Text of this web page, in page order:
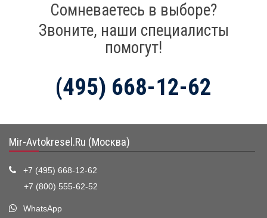
Сомневаетесь в выборе?
Звоните, наши специалисты
помогут!
(495) 668-12-62
Mir-Avtokresel.Ru (Москва)
+7 (495) 668-12-62
+7 (800) 555-62-52
WhatsApp